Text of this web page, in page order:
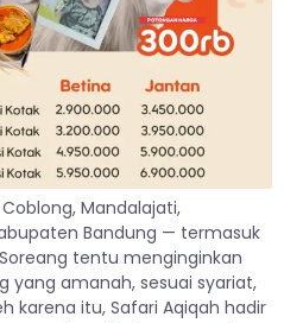
Mandalajati,
Bandung — termasuk
tentu menginginkan
yang amanah, sesuai syariat,
karena itu, Safari Aqiqah hadir